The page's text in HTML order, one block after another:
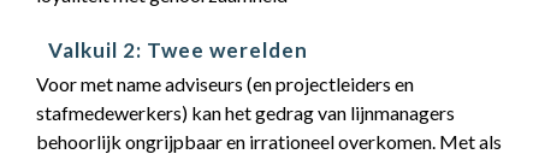
Valkuil 2: Twee werelden
Voor met name adviseurs (en projectleiders en
stafmedewerkers) kan het gedrag van lijnmanagers
behoorlijk ongrijpbaar en irrationeel overkomen. Met als